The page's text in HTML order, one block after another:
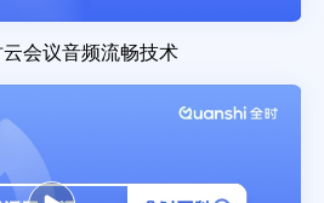
会议音频流畅技术